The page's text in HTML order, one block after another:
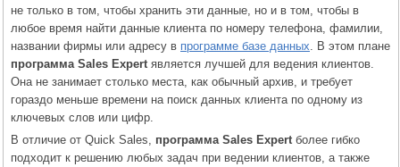
не только в том, чтобы хранить эти данные, но и в том, чтобы в
любое время найти данные клиента по номеру телефона, фамилии,
названии фирмы или адресу в программе базе данных . В этом плане
программа Sales Expert является лучшей для ведения клиентов.
Она не занимает столько места, как обычный архив, и требует
гораздо меньше времени на поиск данных клиента по одному из
ключевых слов или цифр.
В отличие от Quick Sales, программа Sales Expert более гибко
подходит к решению любых задач при ведении клиентов, а также